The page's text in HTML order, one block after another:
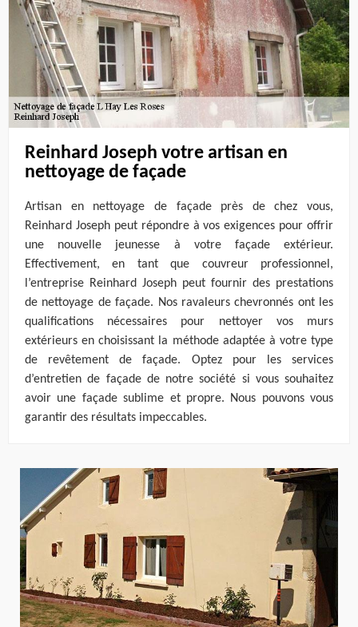
Reinhard Joseph votre artisan en
nettoyage de façade
Artisan en nettoyage de façade près de chez vous,
Reinhard Joseph peut répondre à vos exigences pour offrir
une nouvelle jeunesse à votre façade extérieur.
Effectivement, en tant que couvreur professionnel,
l’entreprise Reinhard Joseph peut fournir des prestations
de nettoyage de façade. Nos ravaleurs chevronnés ont les
qualifications nécessaires pour nettoyer vos murs
extérieurs en choisissant la méthode adaptée à votre type
de revêtement de façade. Optez pour les services
d’entretien de façade de notre société si vous souhaitez
avoir une façade sublime et propre. Nous pouvons vous
garantir des résultats impeccables.